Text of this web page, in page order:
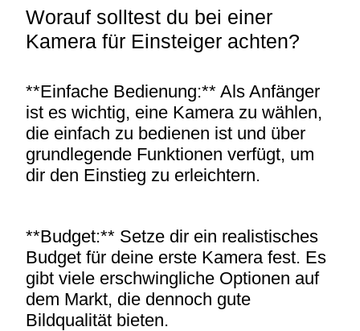
Worauf solltest du bei einer
Kamera für Einsteiger achten?
**Einfache Bedienung:** Als Anfänger
ist es wichtig, eine Kamera zu wählen,
die einfach zu bedienen ist und über
grundlegende Funktionen verfügt, um
dir den Einstieg zu erleichtern.
**Budget:** Setze dir ein realistisches
Budget für deine erste Kamera fest. Es
gibt viele erschwingliche Optionen auf
dem Markt, die dennoch gute
Bildqualität bieten.